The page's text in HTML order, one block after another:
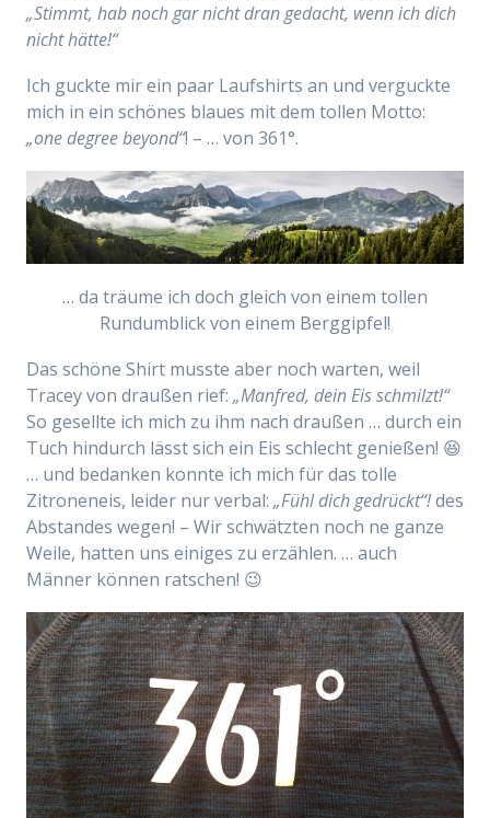
„Stimmt, hab noch gar nicht dran gedacht, wenn ich dich
nicht hätte!“
Ich guckte mir ein paar Laufshirts an und verguckte
mich in ein schönes blaues mit dem tollen Motto:
„one degree beyond“! – … von 361°.
… da träume ich doch gleich von einem tollen
Rundumblick von einem Berggipfel!
Das schöne Shirt musste aber noch warten, weil
Tracey von draußen rief: „Manfred, dein Eis schmilzt!“
So gesellte ich mich zu ihm nach draußen … durch ein
Tuch hindurch lässt sich ein Eis schlecht genießen! 😆
… und bedanken konnte ich mich für das tolle
Zitroneneis, leider nur verbal: „Fühl dich gedrückt“!des
Abstandes wegen! – Wir schwätzten noch ne ganze
Weile, hatten uns einiges zu erzählen. … auch
Männer können ratschen! 😉